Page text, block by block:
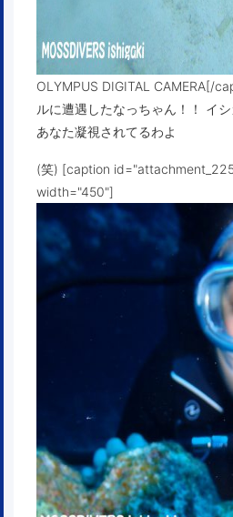
OLYMPUS DIGITAL CAMERA[/
ルに遭遇したなっちゃん！！ イ
あなた凝視されてるわよ
(笑) [caption
width="450"]